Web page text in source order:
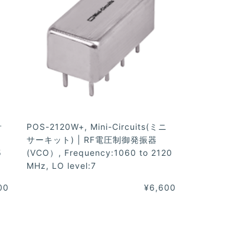
POS-2120W+, Mini-Circuits(ミニ
サーキット) | RF電圧制御発振器
(VCO）, Frequency:1060 to 2120
MHz, LO level:7
¥6,600